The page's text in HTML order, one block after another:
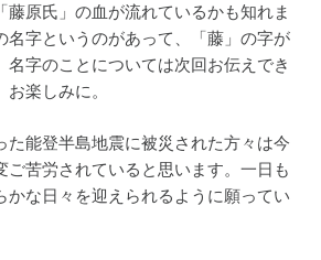
藤原氏」の血が流れているかも知れま
名字というのがあって、「藤」の字が
名字のことについては次回お伝えでき
楽しみに。
た能登半島地震に被災された方々は今
ご苦労されていると思います。一日も
かな日々を迎えられるように願ってい